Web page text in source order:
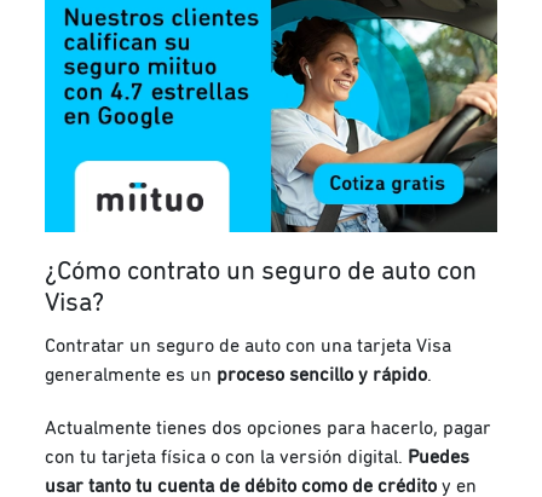
¿Cómo contrato un seguro de auto con
Visa?
Contratar un seguro de auto con una tarjeta Visa
generalmente es un proceso sencillo y rápido.
Actualmente tienes dos opciones para hacerlo, pagar
con tu tarjeta física o con la versión digital. Puedes
usar tanto tu cuenta de débito como de crédito y en